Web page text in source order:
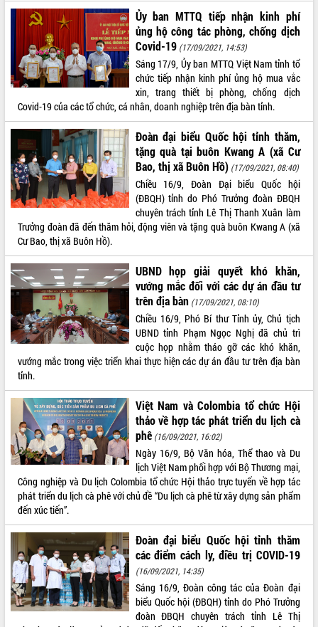
Trình diễn nghệ thuật chế biến các
món ăn từ sầu riêng
Đắk Lắk công bố Quy hoạch và xúc
tiến đầu tư tỉnh
Ngành cá ngừ Đắk Lắk chủ động thích
ứng để giữ vững thị trường xuất khẩu
Diễn đàn Kinh tế tư nhân Việt Nam đột
phá cơ chế - Hợp tác công tư
Đề án 06 tạo bước ngoặt đột phá trong
cải cách hành chính tỉnh Đắk Lắk
Kết nối tour, đẩy mạnh chuyển đổi số
để phát triển du lịch Đắk Lắk
Khởi động Dự án Đầu tư xây dựng hạ
tầng kỹ thuật Cụm công nghiệp Tân
Tiến
Gặp mặt các cơ quan báo chí nhân Kỷ
niệm 101 năm Ngày Báo chí Cách
mạng Việt Nam
Đắk Lắk sơ kết 4 năm triển khai thực
hiện Đề án 06 của Chính phủ
Họp báo thông tin về Hội nghị Công bố
Quy hoạch và Xúc tiến đầu tư tỉnh Đắk
Khơi thông điểm nghẽn, đẩy nhanh
giải ngân vốn khắc phục thiên tai
HĐND tỉnh thông qua điều chỉnh Quy
hoạch tỉnh thời kỳ 2021-2030
Hội thảo góp ý hồ sơ điều chỉnh quy
hoạch tỉnh Đắk Lắk thời kỳ 2021-2030,
tầm nhìn đến năm 2050
Nâng cao hiệu quả hoạt động của các
doanh nghiệp nhà nước
Hội nghị triển khai kết nối mạng
truyền số liệu chuyên dùng phục vụ cơ
quan Đảng, Nhà nước
Lễ phát động chuỗi hoạt động chung
tay làm sạch môi trường
Xã Ea Kar bước chuyển mình trong
công tác cải cách hành chính mô hình
Ủy ban MTTQ tiếp nhận kinh phí
ủng hộ công tác phòng, chống dịch
Covid-19 (17/09/2021, 14:53)
Sáng 17/9, Ủy ban MTTQ Việt Nam tỉnh tổ
chức tiếp nhận kinh phí ủng hộ mua vắc
xin, trang thiết bị phòng, chống dịch
Covid-19 của các tổ chức, cá nhân, doanh nghiệp trên địa bàn tỉnh.
Đoàn đại biểu Quốc hội tỉnh thăm,
tặng quà tại buôn Kwang A (xã Cư
Bao, thị xã Buôn Hồ) (17/09/2021, 08:40)
Chiều 16/9, Đoàn Đại biểu Quốc hội
(ĐBQH) tỉnh do Phó Trưởng đoàn ĐBQH
chuyên trách tỉnh Lê Thị Thanh Xuân làm
Trưởng đoàn đã đến thăm hỏi, động viên và tặng quà buôn Kwang A (xã
Cư Bao, thị xã Buôn Hồ).
UBND họp giải quyết khó khăn,
vướng mắc đối với các dự án đầu tư
trên địa bàn (17/09/2021, 08:10)
Chiều 16/9, Phó Bí thư Tỉnh ủy, Chủ tịch
UBND tỉnh Phạm Ngọc Nghị đã chủ trì
cuộc họp nhằm tháo gỡ các khó khăn,
vướng mắc trong việc triển khai thực hiện các dự án đầu tư trên địa bàn
tỉnh.
Việt Nam và Colombia tổ chức Hội
thảo về hợp tác phát triển du lịch cà
phê (16/09/2021, 16:02)
Ngày 16/9, Bộ Văn hóa, Thể thao và Du
lịch Việt Nam phối hợp với Bộ Thương mại,
Công nghiệp và Du lịch Colombia tổ chức Hội thảo trực tuyến về hợp tác
phát triển du lịch cà phê với chủ đề “Du lịch cà phê từ xây dựng sản phẩm
đến xúc tiến”.
Đoàn đại biểu Quốc hội tỉnh thăm
các điểm cách ly, điều trị COVID-19
(16/09/2021, 14:35)
Sáng 16/9, Đoàn công tác của Đoàn đại
biểu Quốc hội (ĐBQH) tỉnh do Phó Trưởng
đoàn ĐBQH chuyên trách tỉnh Lê Thị